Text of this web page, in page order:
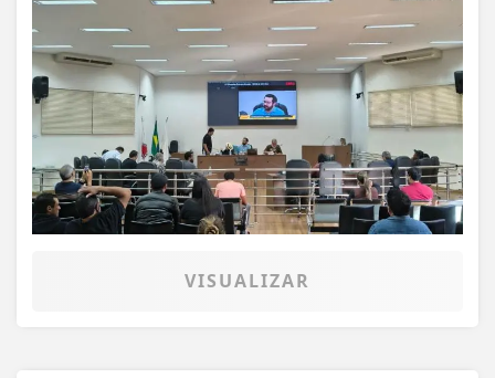
VISUALIZAR